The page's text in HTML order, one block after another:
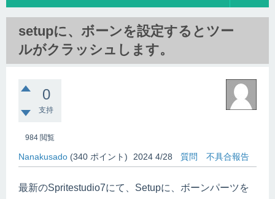
setupに、ボーンを設定するとツー
ルがクラッシュします。
0
支持
984 閲覧
Nanakusado (340 ポイント) 2024 4/28 質問 不具合報告
最新のSpritestudio7にて、Setupに、ボーンパーツを